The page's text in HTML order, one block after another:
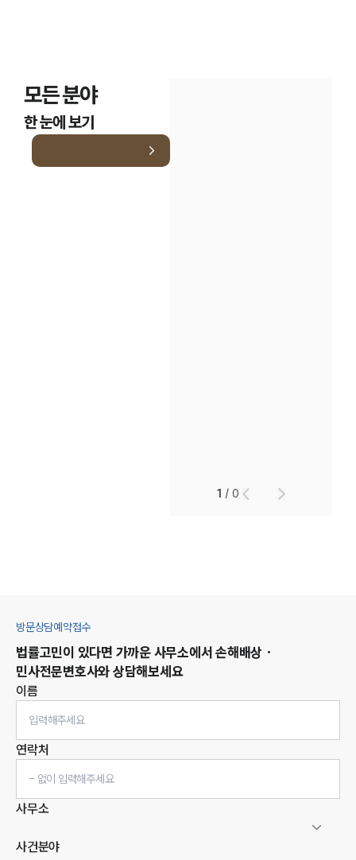
모든 분야
한 눈에 보기
1 /0
방문상담예약접수
법률고민이 있다면 가까운 사무소에서 손해배상 ·
민사전문변호사와 상담해보세요
이름
연락처
사무소
사건분야